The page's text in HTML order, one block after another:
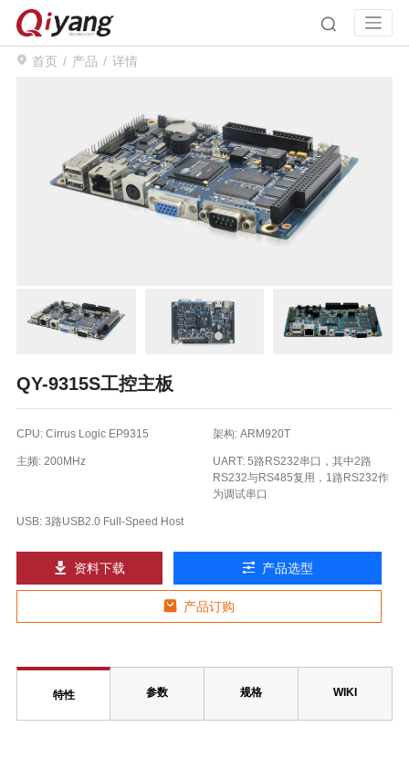
首页 产品 详情
QY-9315S工控主板
CPU: Cirrus Logic EP9315 架构: ARM920T
主频: 200MHz
UART: 5路RS232串口，其中2路
RS232与RS485复用，1路RS232作
为调试串口
USB: 3路USB2.0 Full-Speed Host
资料下载 产品选型
产品订购
特性 参数 规格 WIKI